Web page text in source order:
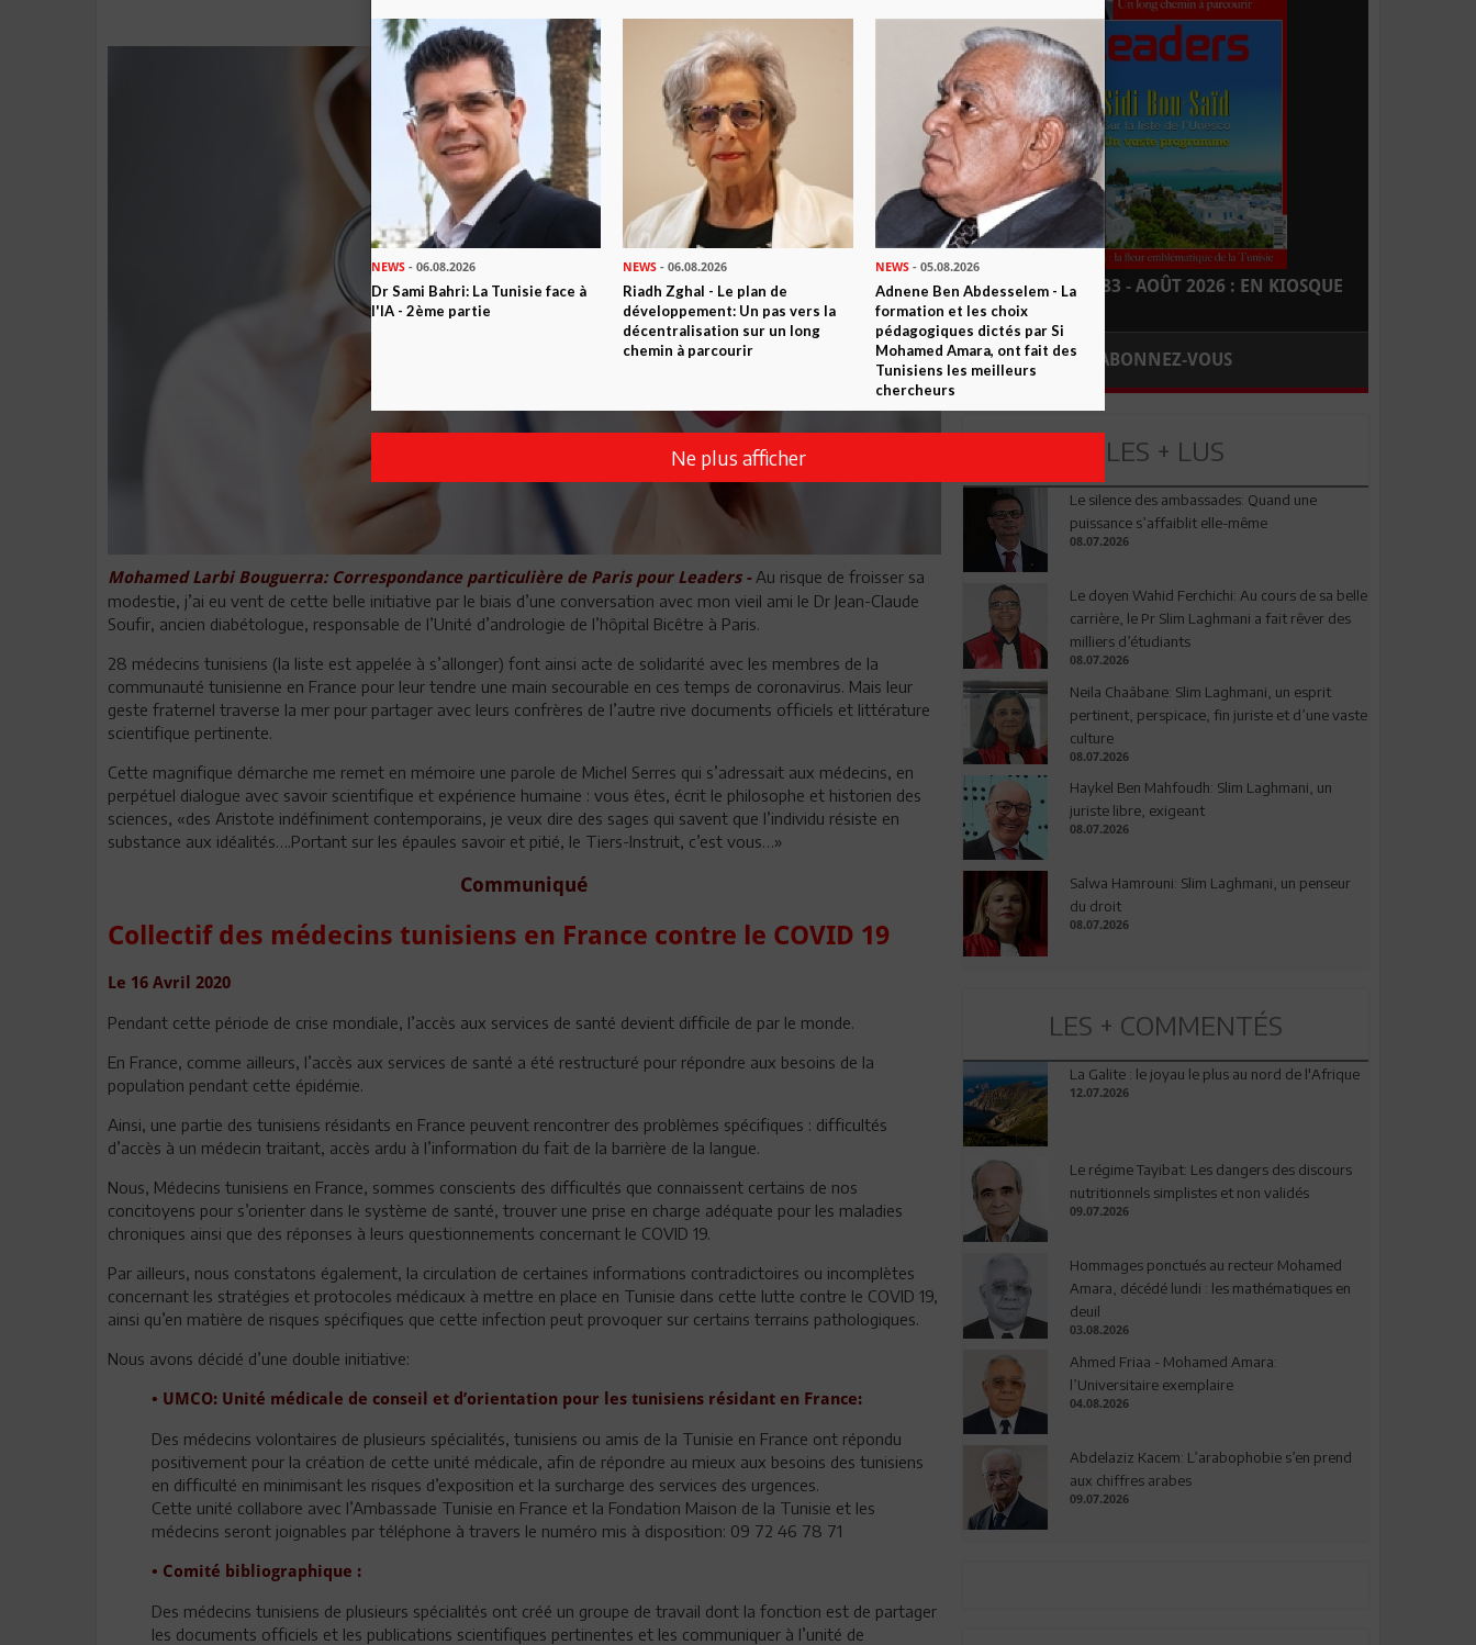
Mohamed Larbi Bouguerra: Correspondance particulière de Paris pour Leaders -Au risque de froisser sa
modestie, j’ai eu vent de cette belle initiative par le biais d’une conversation avec mon vieil ami le Dr Jean-Claude
Soufir, ancien diabétologue, responsable de l’Unité d’andrologie de l’hôpital Bicêtre à Paris.
28 médecins tunisiens (la liste est appelée à s’allonger) font ainsi acte de solidarité avec les membres de la
communauté tunisienne en France pour leur tendre une main secourable en ces temps de coronavirus. Mais leur
geste fraternel traverse la mer pour partager avec leurs confrères de l’autre rive documents officiels et littérature
scientifique pertinente.
Cette magnifique démarche me remet en mémoire une parole de Michel Serres qui s’adressait aux médecins, en
perpétuel dialogue avec savoir scientifique et expérience humaine : vous êtes, écrit le philosophe et historien des
sciences, «des Aristote indéfiniment contemporains, je veux dire des sages qui savent que l’individu résiste en
substance aux idéalités….Portant sur les épaules savoir et pitié, le Tiers-Instruit, c’est vous…»
Communiqué
Collectif des médecins tunisiens en France contre le COVID 19
Le 16 Avril 2020
Pendant cette période de crise mondiale, l’accès aux services de santé devient difficile de par le monde.
En France, comme ailleurs, l’accès aux services de santé a été restructuré pour répondre aux besoins de la
population pendant cette épidémie.
Ainsi, une partie des tunisiens résidants en France peuvent rencontrer des problèmes spécifiques : difficultés
d’accès à un médecin traitant, accès ardu à l’information du fait de la barrière de la langue.
Nous, Médecins tunisiens en France, sommes conscients des difficultés que connaissent certains de nos
concitoyens pour s’orienter dans le système de santé, trouver une prise en charge adéquate pour les maladies
chroniques ainsi que des réponses à leurs questionnements concernant le COVID 19.
Par ailleurs, nous constatons également, la circulation de certaines informations contradictoires ou incomplètes
concernant les stratégies et protocoles médicaux à mettre en place en Tunisie dans cette lutte contre le COVID 19,
ainsi qu’en matière de risques spécifiques que cette infection peut provoquer sur certains terrains pathologiques.
Nous avons décidé d’une double initiative:
• UMCO: Unité médicale de conseil et d’orientation pour les tunisiens résidant en France:
Des médecins volontaires de plusieurs spécialités, tunisiens ou amis de la Tunisie en France ont répondu
positivement pour la création de cette unité médicale, afin de répondre au mieux aux besoins des tunisiens
en difficulté en minimisant les risques d’exposition et la surcharge des services des urgences.
Cette unité collabore avec l’Ambassade Tunisie en France et la Fondation Maison de la Tunisie et les
médecins seront joignables par téléphone à travers le numéro mis à disposition: 09 72 46 78 71
• Comité bibliographique :
Des médecins tunisiens de plusieurs spécialités ont créé un groupe de travail dont la fonction est de partager
les documents officiels et les publications scientifiques pertinentes et les communiquer à l’unité de
LEADERS N° 183 - AOÛT 2026 : EN KIOSQUE
ABONNEZ-VOUS
LES + LUS
Le silence des ambassades: Quand une
puissance s’affaiblit elle-même
08.07.2026
Le doyen Wahid Ferchichi: Au cours de sa belle
carrière, le Pr Slim Laghmani a fait rêver des
milliers d’étudiants
08.07.2026
Neila Chaâbane: Slim Laghmani, un esprit
pertinent, perspicace, fin juriste et d’une vaste
culture
08.07.2026
Haykel Ben Mahfoudh: Slim Laghmani, un
juriste libre, exigeant
08.07.2026
Salwa Hamrouni: Slim Laghmani, un penseur
du droit
08.07.2026
LES + COMMENTÉS
La Galite : le joyau le plus au nord de l'Afrique
12.07.2026
Le régime Tayibat: Les dangers des discours
nutritionnels simplistes et non validés
09.07.2026
Hommages ponctués au recteur Mohamed
Amara, décédé lundi : les mathématiques en
deuil
03.08.2026
Ahmed Friaa - Mohamed Amara:
l’Universitaire exemplaire
04.08.2026
Abdelaziz Kacem: L’arabophobie s’en prend
aux chiffres arabes
09.07.2026
NEWS - 06.08.2026
Dr Sami Bahri: La Tunisie face à
l'IA - 2ème partie
NEWS - 06.08.2026
Riadh Zghal - Le plan de
développement: Un pas vers la
décentralisation sur un long
chemin à parcourir
NEWS- 05.08.2026
Adnene Ben Abdesselem - La
formation et les choix
pédagogiques dictés par Si
Mohamed Amara, ont fait des
Tunisiens les meilleurs
chercheurs
Ne plus afficher